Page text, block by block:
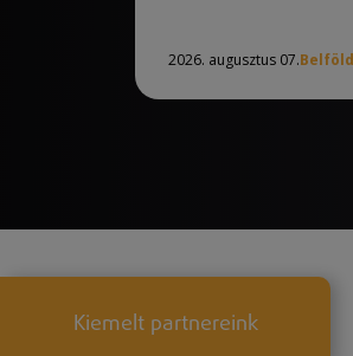
2026. augusztus 07.Belföld
Kiemelt partnereink